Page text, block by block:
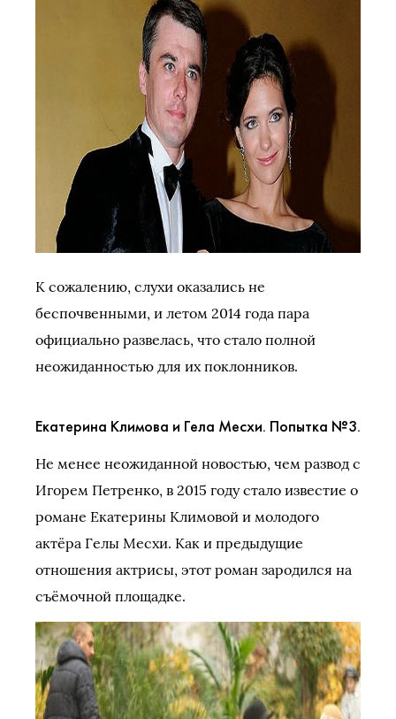
К сожалению, слухи оказались не
беспочвенными, и летом 2014 года пара
официально развелась, что стало полной
неожиданностью для их поклонников.
Екатерина Климова и Гела Месхи. Попытка №3.
Не менее неожиданной новостью, чем развод с
Игорем Петренко, в 2015 году стало известие о
романе Екатерины Климовой и молодого
актёра Гелы Месхи. Как и предыдущие
отношения актрисы, этот роман зародился на
съёмочной площадке.